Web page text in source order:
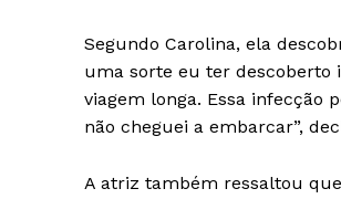
Segundo Carolina, ela
uma sorte eu ter descoberto
viagem longa. Essa infecção
não cheguei a embarcar”,
A atriz também ressaltou